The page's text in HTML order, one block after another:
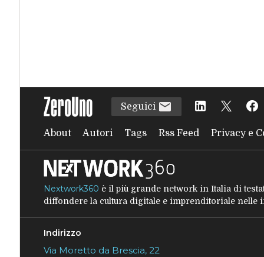
Seguici
About Autori Tags Rss Feed Privacy e
Nextwork360 è il più grande network in Italia di
diffondere la cultura digitale e imprenditoriale nelle
Indirizzo
Via Moretto da Brescia, 22